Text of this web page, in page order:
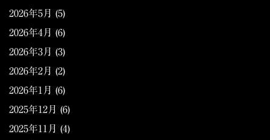
2026年5月 (5)
2026年4月 (6)
2026年3月 (3)
2026年2月 (2)
2026年1月 (6)
2025年12月 (6)
2025年11月 (4)